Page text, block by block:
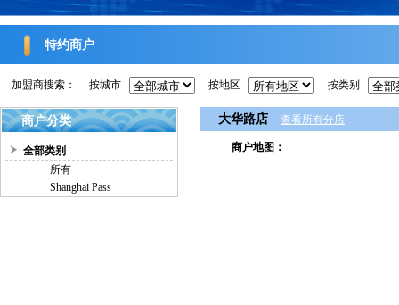
特约商户
加盟商搜索： 按城市 按地区 按类别
商户分类
全部类别
所有
Shanghai Pass
大华路店 查看所有分店
商户地图：